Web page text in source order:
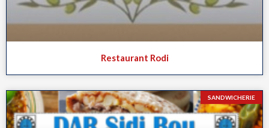
Restaurant Rodi
SANDWICHERIE